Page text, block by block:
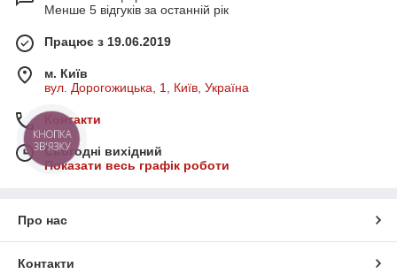
Менше 5 відгуків за останній рік
Працює з 19.06.2019
м. Київ
вул. Дорогожицька, 1, Київ, Україна
Контакти
Сьогодні вихідний
Показати весь графік роботи
Про нас
Контакти
КНОПКА
ЗВ'ЯЗКУ